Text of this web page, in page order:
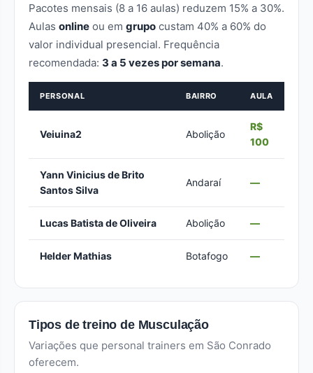
Pacotes mensais (8 a 16 aulas) reduzem 15% a 30%.
Aulas online ou em grupo custam 40% a 60% do
valor individual presencial. Frequência
recomendada: 3 a 5 vezes por semana.
PERSONAL BAIRRO AULA
Veiuina2 Abolição
R$
100
Yann Vinicius de Brito
Santos Silva
Andaraí —
Lucas Batista de Oliveira Abolição —
Helder Mathias Botafogo —
Tipos de treino de Musculação
Variações que personal trainers em São Conrado
oferecem.